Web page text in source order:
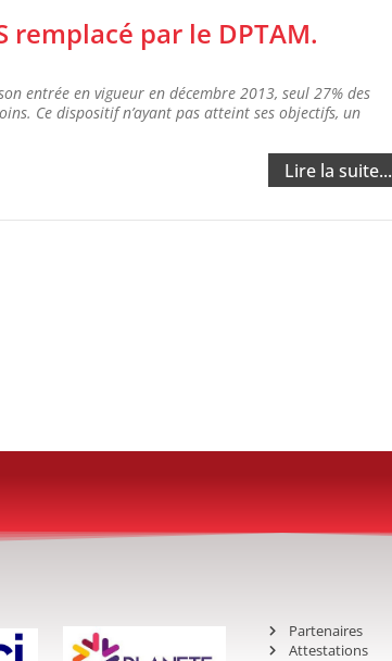
remplacé par le DPTAM.
entrée en vigueur en décembre 2013, seul 27% des
Ce dispositif n’ayant pas atteint ses objectifs, un
Lire la suite...
Partenaires
Attestations